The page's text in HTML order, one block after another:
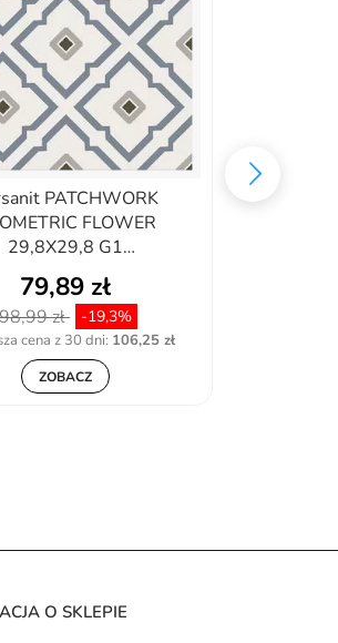
PATCHWORK
FLOWER
29,8X29,8 G1
TGGZ1055066265
79,89 zł
98,99 zł -19,3%
cena z 30 dni: 106,25 zł
ZOBACZ
O SKLEPIE